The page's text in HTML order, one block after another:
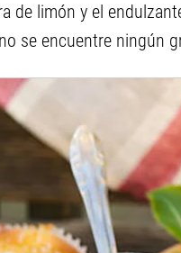
de limón y el
se encuentre ningún